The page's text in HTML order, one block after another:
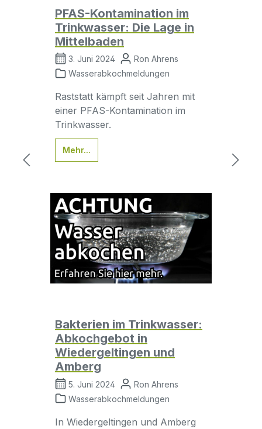
PFAS-Kontamination im
Trinkwasser: Die Lage in
Mittelbaden
3. Juni 2024
Ron Ahrens
Wasserabkochmeldungen
Raststatt kämpft seit Jahren mit
einer PFAS-Kontamination im
Trinkwasser.
Mehr...
Bakterien im Trinkwasser:
Abkochgebot in
Wiedergeltingen und
Amberg
5. Juni 2024
Ron Ahrens
Wasserabkochmeldungen
In Wiedergeltingen und Amberg